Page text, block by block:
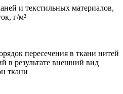
и текстильных материалов,
г/м²
пересечения в ткани нитей
в результате внешний вид
ткани